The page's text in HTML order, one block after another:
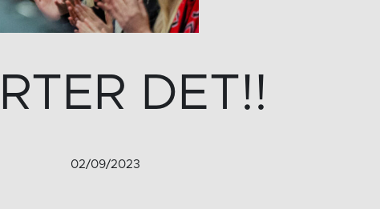
DET!!
02/09/2023